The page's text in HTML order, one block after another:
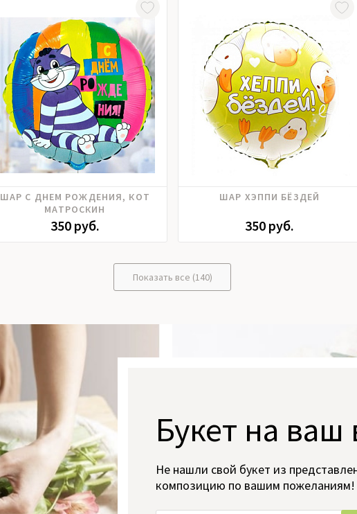
ШАР С ДНЕМ РОЖДЕНИЯ, КОТ
МАТРОСКИН
350 руб.
ШАР ХЭППИ БЁЗДЕЙ
350 руб.
Показать все (140)
Букет на ваш
Не нашли свой букет из
композицию по вашим пожеланиям!